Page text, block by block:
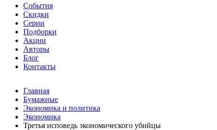
События
Скидки
Серии
Подборки
Акции
Авторы
Блог
Контакты
Главная
Бумажные
Экономика и политика
Экономика
Третья исповедь экономического убийцы